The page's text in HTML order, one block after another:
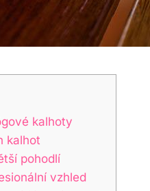
kalhoty
kalhot
pohodlí
vzhled